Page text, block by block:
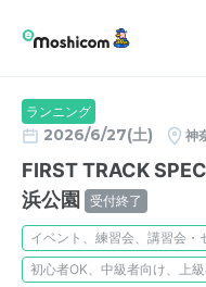
ランニング
2026/6/27(土) 神
FIRST TRACK
浜公園
受付終了
イベント、練習会、講習会
初心者OK、中級者向け、上